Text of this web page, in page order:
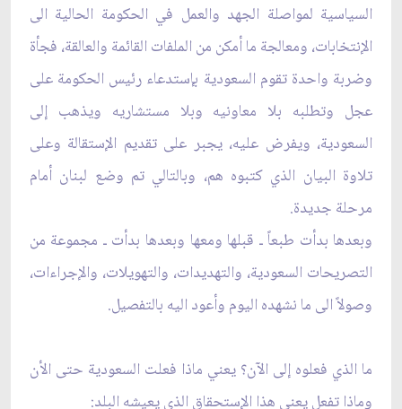
السياسية لمواصلة الجهد والعمل في الحكومة الحالية الى
الإنتخابات، ومعالجة ما أمكن من الملفات القائمة ‏والعالقة، فجأة
وضربة واحدة تقوم السعودية بإستدعاء رئيس الحكومة على
عجل وتطلبه بلا معاونيه وبلا ‏مستشاريه ويذهب إلى
السعودية، ويفرض عليه، يجبر على تقديم الإستقالة وعلى
تلاوة البيان الذي كتبوه هم، ‏وبالتالي تم وضع لبنان أمام
مرحلة جديدة.‏
وبعدها بدأت طبعاً ـ قبلها ومعها وبعدها بدأت ـ مجموعة من
التصريحات السعودية، والتهديدات، والتهويلات، ‏والإجراءات،
وصولاً الى ما نشهده اليوم وأعود اليه بالتفصيل.‏
ما الذي فعلوه إلى الآن؟ يعني ماذا فعلت السعودية حتى الأن
وماذا تفعل يعني هذا الإستحقاق الذي يعيشه البلد:‏